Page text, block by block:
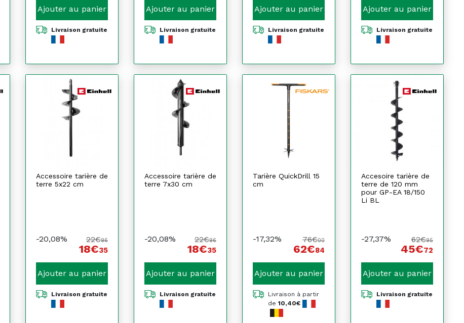
Ajouter au panier
Livraison gratuite
Ajouter au panier
Livraison gratuite
Ajouter au panier
Livraison gratuite
Ajouter au panier
Livraison gratuite
Accessoire tarière de
terre 5x22 cm
-20,08% 22€96
18€35
Ajouter au panier
Livraison gratuite
Accessoire tarière de
terre 7x30 cm
-20,08% 22€96
18€35
Ajouter au panier
Livraison gratuite
Tarière QuickDrill 15
cm
-17,32% 76€00
62€84
Ajouter au panier
Livraison à partir
de 10,40€
Accesoire tarière de
terre de 120 mm
pour GP-EA 18/150
Li BL
-27,37% 62€95
45€72
Ajouter au panier
Livraison gratuite